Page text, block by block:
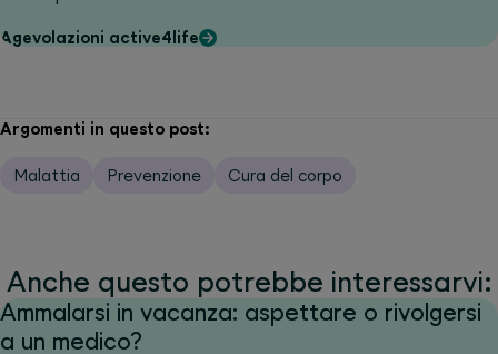
Agevolazioni active4life
Argomenti in questo post:
Malattia Prevenzione Cura del corpo
Anche questo potrebbe interessarvi:
Ammalarsi in vacanza: aspettare o rivolgersi
a un medico?